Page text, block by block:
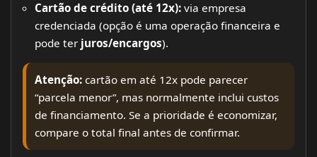
Cartão de crédito (até 12x): via empresa
credenciada (opção é uma operação financeira e
pode ter juros/encargos).
Atenção: cartão em até 12x pode parecer
“parcela menor”, mas normalmente inclui custos
de financiamento. Se a prioridade é economizar,
compare o total final antes de confirmar.